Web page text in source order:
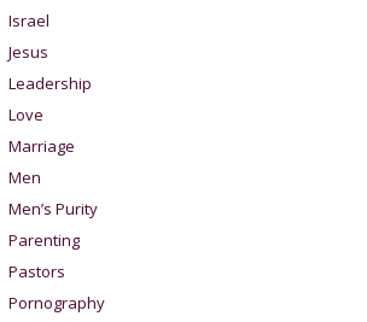
Israel
Jesus
Leadership
Love
Marriage
Men
Men’s Purity
Parenting
Pastors
Pornography